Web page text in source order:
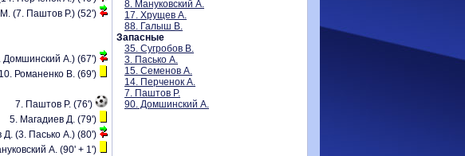
(7. Паштов Р.) (52')
Домшинский А.) (67')
10. Романенко В. (69')
7. Паштов Р. (76')
5. Магадиев Д. (79')
Д. (3. Пасько А.) (80')
А. (90' + 1')
8. Мануковский А.
17. Хрущев А.
88. Галыш В.
Запасные
35. Сугробов В.
3. Пасько А.
15. Семенов А.
14. Перченок А.
7. Паштов Р.
90. Домшинский А.